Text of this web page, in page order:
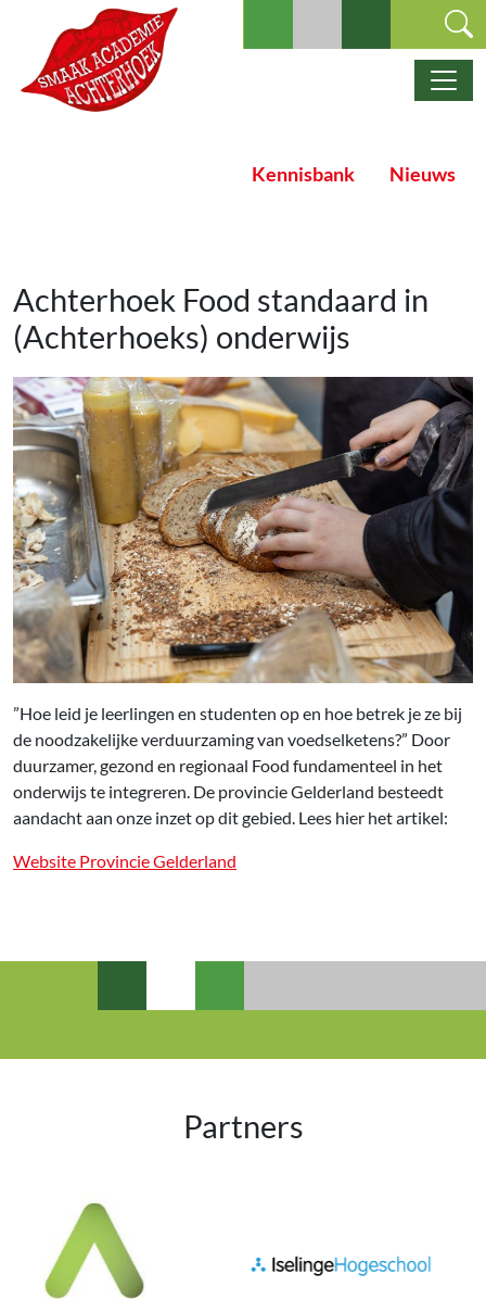
Ga naar de inhoud
Hoofdnavigatie
Kennisbank Nieuws
Achterhoek Food standaard in
(Achterhoeks) onderwijs
”Hoe leid je leerlingen en studenten op en hoe betrek je ze bij
de noodzakelijke verduurzaming van voedselketens?” Door
duurzamer, gezond en regionaal Food fundamenteel in het
onderwijs te integreren. De provincie Gelderland besteedt
aandacht aan onze inzet op dit gebied. Lees hier het artikel:
Website Provincie Gelderland
Partners